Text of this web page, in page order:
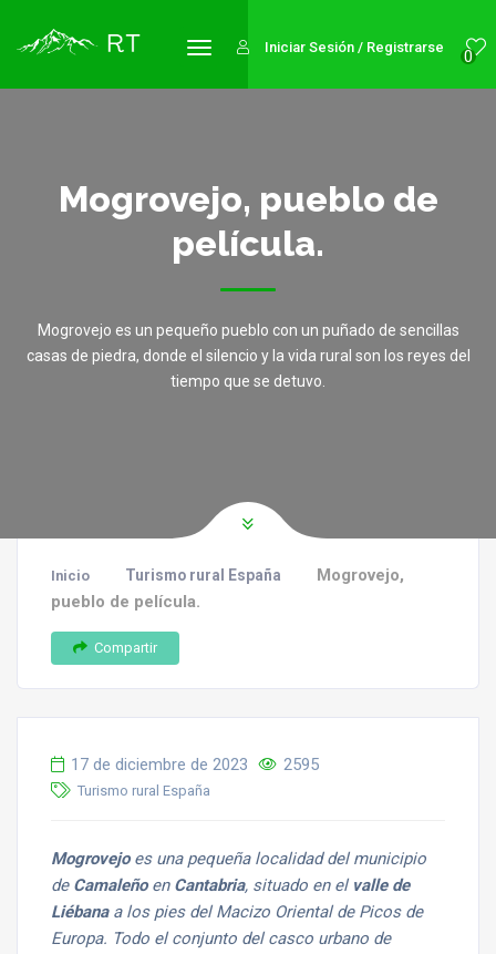
0
Iniciar Sesión / Registrarse
Mogrovejo, pueblo de
película.
Mogrovejo es un pequeño pueblo con un puñado de sencillas
casas de piedra, donde el silencio y la vida rural son los reyes del
tiempo que se detuvo.
Inicio Turismo rural España
Mogrovejo,
pueblo de película.
Compartir
17 de diciembre de 2023 2595
Turismo rural España
Mogrovejoes una pequeña localidad del municipio
de Camaleñoen Cantabria, situado en el valle de
Liébanaa los pies del Macizo Oriental de Picos de
Europa. Todo el conjunto del casco urbano de